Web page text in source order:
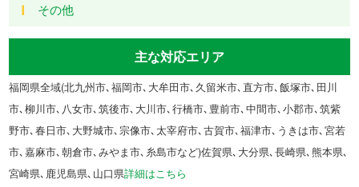
その他
主な対応エリア
福岡県全域(北九州市､福岡市､大牟田市､久留米市､直方市､飯塚市､田川
市､柳川市､八女市､筑後市､大川市､行橋市､豊前市､中間市､小郡市､筑紫
野市､春日市､大野城市､宗像市､太宰府市､古賀市､福津市､うきは市､宮若
市､嘉麻市､朝倉市､みやま市､糸島市など)佐賀県､大分県､長崎県､熊本県､
宮崎県､鹿児島県､山口県詳細はこちら